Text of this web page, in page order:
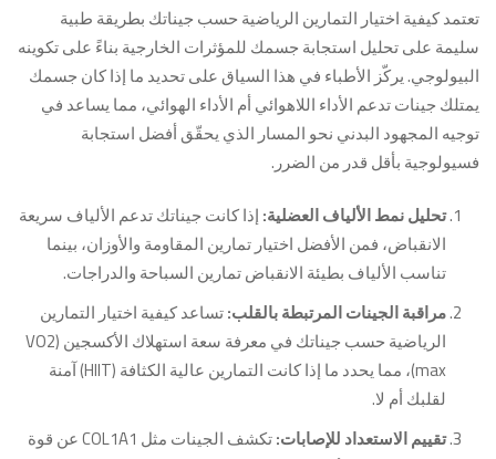
تعتمد كيفية اختيار التمارين الرياضية حسب جيناتك بطريقة طبية
سليمة على تحليل استجابة جسمك للمؤثرات الخارجية بناءً على تكوينه
البيولوجي. يركّز الأطباء في هذا السياق على تحديد ما إذا كان جسمك
يمتلك جينات تدعم الأداء اللاهوائي أم الأداء الهوائي، مما يساعد في
توجيه المجهود البدني نحو المسار الذي يحقّق أفضل استجابة
فسيولوجية بأقل قدر من الضرر.
تحليل نمط الألياف العضلية:إذا كانت جيناتك تدعم الألياف سريعة
الانقباض، فمن الأفضل اختيار تمارين المقاومة والأوزان، بينما
تناسب الألياف بطيئة الانقباض تمارين السباحة والدراجات.
مراقبة الجينات المرتبطة بالقلب:تساعد كيفية اختيار التمارين
الرياضية حسب جيناتك في معرفة سعة استهلاك الأكسجين (VO2
max)، مما يحدد ما إذا كانت التمارين عالية الكثافة (HIIT) آمنة
لقلبك أم لا.
تقييم الاستعداد للإصابات:
تكشف الجينات مثل COL1A1 عن قوة